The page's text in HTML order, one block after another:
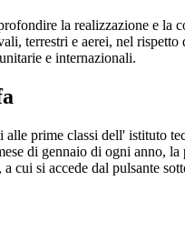
la realizzazione e la
terrestri e aerei, nel rispetto
e internazionali.
alle prime classi dell' istituto
di gennaio di ogni anno, la
cui si accede dal pulsante